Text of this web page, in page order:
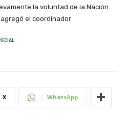
la voluntad de la Nación
el coordinador
X WhatsApp